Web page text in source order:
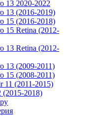
13 2020-2022
13 (2016-2019)
15 (2016-2018)
15 Retina (2012-
13 Retina (2012-
13 (2009-2011)
15 (2008-2011)
11 (2011-2015)
(2015-2018)